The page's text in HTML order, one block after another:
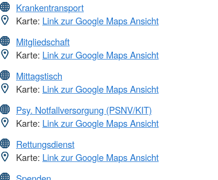
Krankentransport
Karte: Link zur Google Maps Ansicht
Mitgliedschaft
Karte: Link zur Google Maps Ansicht
Mittagstisch
Karte: Link zur Google Maps Ansicht
Psy. Notfallversorgung (PSNV/KIT)
Karte: Link zur Google Maps Ansicht
Rettungsdienst
Karte: Link zur Google Maps Ansicht